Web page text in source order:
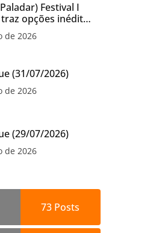
Festival I
opções inéditas
gratuitas
dos Pais em
de 2026
(31/07/2026)
de 2026
(29/07/2026)
de 2026
73 Posts